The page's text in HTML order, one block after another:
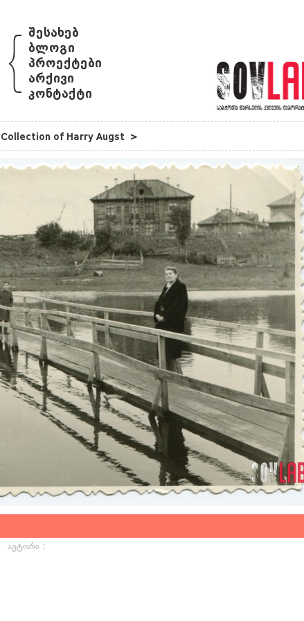
{ შესახებ
ბლოგი
პროექტები
არქივი
კონტაქტი
Collection of Harry Augst >
ავტორი :